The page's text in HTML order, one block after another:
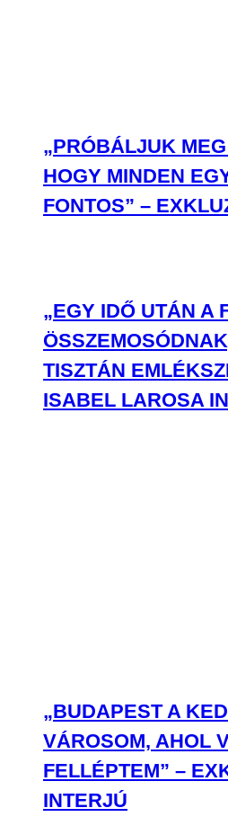
„PRÓBÁLJUK
HOGY MINDEN
FONTOS” –
„EGY IDŐ UTÁN A
TISZTÁN
ISABEL LAROSA
„BUDAPEST A
VÁROSOM, AHOL
FELLÉPTEM” –
INTERJÚ